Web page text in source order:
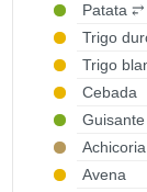
Patata ⥂
Trigo
Trigo
Cebada
Guisante
Achicoria
Avena